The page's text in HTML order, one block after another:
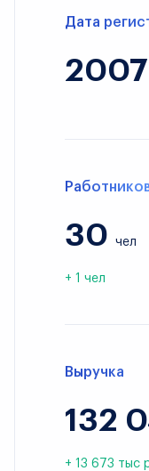
Дата
2007
30 чел
+ 1 чел
Выручка
132
+ 13 673 тыс